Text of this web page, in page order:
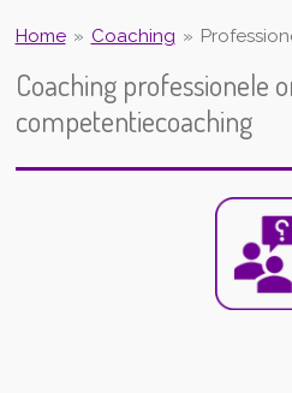
Home » Coaching »
Coaching professionele
competentiecoaching